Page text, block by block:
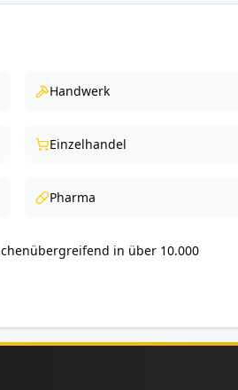
Handwerk
Einzelhandel
Pharma
in über 10.000